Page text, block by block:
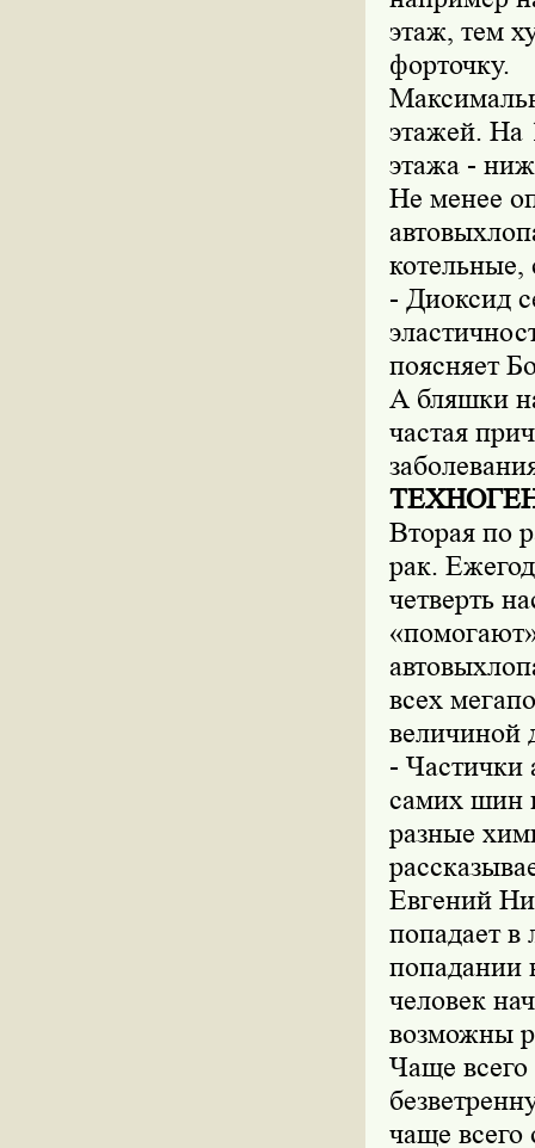
этаж, тем
форточку.
этажей. На
этажа -
Не менее
- Диоксид
поясняет
А бляшки
частая
Вторая по
рак.
четверть
всех
величиной
- Частички
самих шин
разные
Евгений
попадает в
попадании
человек
возможны
Чаще
чаще всего